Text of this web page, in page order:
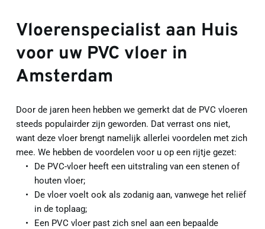
Vloerenspecialist aan Huis
voor uw PVC vloer in
Amsterdam
Door de jaren heen hebben we gemerkt dat de PVC vloeren
steeds populairder zijn geworden. Dat verrast ons niet,
want deze vloer brengt namelijk allerlei voordelen met zich
mee. We hebben de voordelen voor u op een rijtje gezet:
De PVC-vloer heeft een uitstraling van een stenen of
houten vloer;
De vloer voelt ook als zodanig aan, vanwege het reliëf
in de toplaag;
Een PVC vloer past zich snel aan een bepaalde